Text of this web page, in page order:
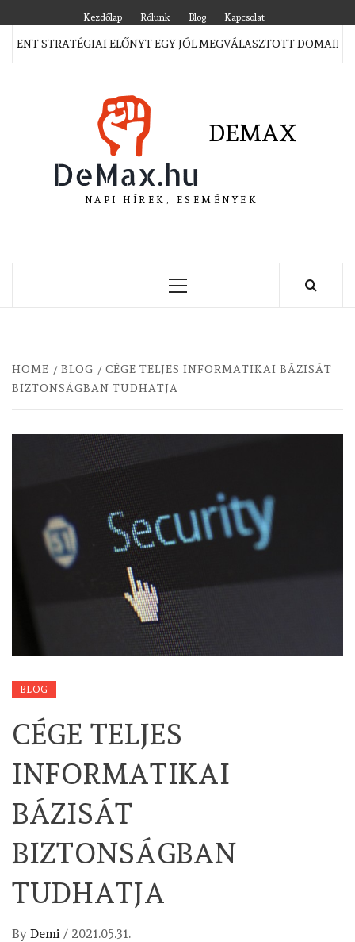
to
content
Kezdőlap Rólunk Blog Kapcsolat
STRATÉGIAI ELŐNYT EGY JÓL MEGVÁLASZTOTT DOMAIN
DEMAX
NAPI HÍREK, ESEMÉNYEK
Primary
HOME BLOG
CÉGE TELJES INFORMATIKAI BÁZISÁT
BIZTONSÁGBAN TUDHATJA
BLOG
CÉGE TELJES
INFORMATIKAI
BÁZISÁT
BIZTONSÁGBAN
TUDHATJA
By Demi / 2021.05.31.